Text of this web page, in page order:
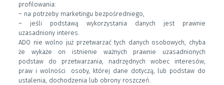
profilowania:
– na potrzeby marketingu bezpośredniego,
– jeśli podstawą wykorzystania danych jest prawnie
uzasadniony interes.
ADO nie wolno już przetwarzać tych danych osobowych, chyba
że wykaże on istnienie ważnych prawnie uzasadnionych
podstaw do przetwarzania, nadrzędnych wobec interesów,
praw i wolności osoby, której dane dotyczą, lub podstaw do
ustalenia, dochodzenia lub obrony roszczeń.